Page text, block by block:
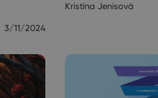
3/11/2024
Kristína Jenisová